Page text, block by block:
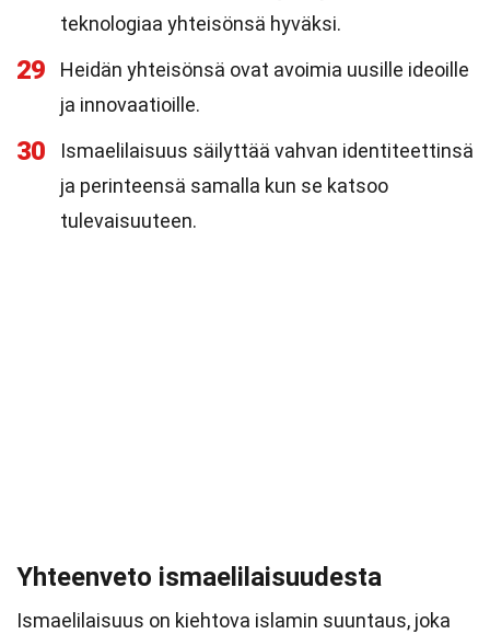
teknologiaa yhteisönsä hyväksi.
29
Heidän yhteisönsä ovat avoimia uusille ideoille
ja innovaatioille.
30
Ismaelilaisuus säilyttää vahvan identiteettinsä
ja perinteensä samalla kun se katsoo
tulevaisuuteen.
Yhteenveto ismaelilaisuudesta
Ismaelilaisuus on kiehtova islamin suuntaus, joka